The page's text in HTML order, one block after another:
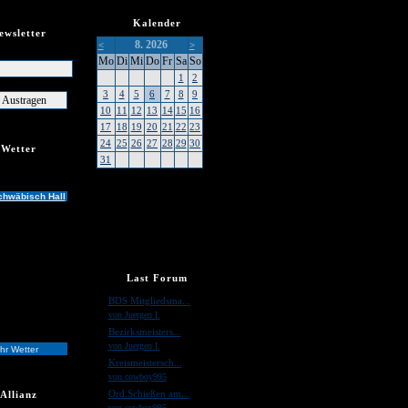
Wetter
Hall
Wetter
Allianz
Kalender
<
8. 2026 >
Mo Di Mi Do Fr Sa So
1
2
3
4 5 6 7 8
9
10
11 12 13 14 15 16
17 18 19 20 21 22 23
24 25 26 27 28 29 30
31
Last Forum
BDS Mitgliedsma...
von Juergen I.
Bezirksmeisters...
von Juergen I.
Kreismeistersch...
von cowboy995
Ord.Schießen am...